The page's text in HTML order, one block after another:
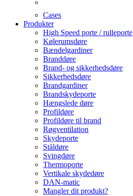
Cases
Produkter
High Speed porte / rulleporte
Kølerumsdøre
Bændelgardiner
Branddøre
Brand- og sikkerhedsdøre
Sikkerhedsdøre
Brandgardiner
Brandskydeporte
Hængslede døre
Profildøre
Profildøre til brand
Røgventilation
Skydeporte
Ståldøre
Svingdøre
Thermoporte
Vertikale skydedøre
DAN-matic
Mangler dit produkt?